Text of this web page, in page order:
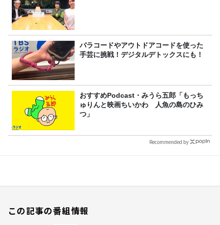
パラコードやアウトドアコードを使った
手芸に挑戦！デジタルデトックスにも！
おすすめPodcast・みうら五郎「もっち
ゅりんと映画ちいかわ 人魚の島のひみ
つ」
Recommended by
この記事の番組情報